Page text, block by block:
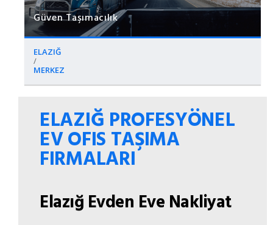
Güven Taşımacılık
ELAZIĞ
/
MERKEZ
ELAZIĞ PROFESYÖNEL
EV OFIS TAŞIMA
FIRMALARI
Elazığ Evden Eve Nakliyat